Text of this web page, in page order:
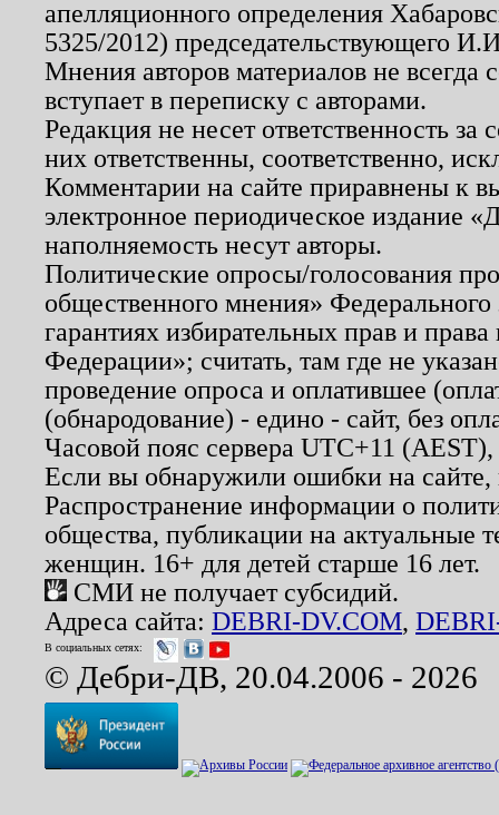
апелляционного определения
5325/2012) председательствующего
Мнения авторов материалов не
вступает в переписку с авторами.
Редакция не несет ответственность
них ответственны, соответственно,
Комментарии на сайте приравнены к
электронное периодическое издание
наполняемость несут авторы.
Политические опросы/голосования
общественного мнения»
гарантиях избирательных прав и
Федерации»; считать, там где не
проведение опроса и оплатившее
(обнародование) - едино - сайт, без
Часовой пояс сервера UTC+11
Если вы обнаружили ошибки на
Распространение информации о
общества, публикации на актуальные
женщин. 16+ для детей старше 16 лет.
СМИ не получает субсидий.
Адреса сайта: DEBRI-DV.COM,
В социальных сетях:
© Дебри-ДВ, 20.04.2006 - 2026